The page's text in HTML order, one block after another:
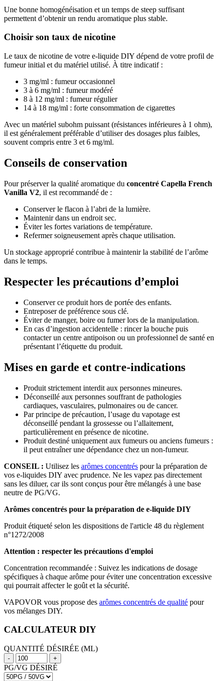
Une bonne homogénéisation et un temps de steep suffisant
permettent d’obtenir un rendu aromatique plus stable.
Choisir son taux de nicotine
Le taux de nicotine de votre e-liquide DIY dépend de votre profil de
fumeur initial et du matériel utilisé. À titre indicatif :
3 mg/ml : fumeur occasionnel
3 à 6 mg/ml : fumeur modéré
8 à 12 mg/ml : fumeur régulier
14 à 18 mg/ml : forte consommation de cigarettes
Avec un matériel subohm puissant (résistances inférieures à 1 ohm),
il est généralement préférable d’utiliser des dosages plus faibles,
souvent compris entre 3 et 6 mg/ml.
Conseils de conservation
Pour préserver la qualité aromatique du concentré Capella French
Vanilla V2, il est recommandé de :
Conserver le flacon à l’abri de la lumière.
Maintenir dans un endroit sec.
Éviter les fortes variations de température.
Refermer soigneusement après chaque utilisation.
Un stockage approprié contribue à maintenir la stabilité de l’arôme
dans le temps.
Respecter les précautions d’emploi
Conserver ce produit hors de portée des enfants.
Entreposer de préférence sous clé.
Éviter de manger, boire ou fumer lors de la manipulation.
En cas d’ingestion accidentelle : rincer la bouche puis
contacter un centre antipoison ou un professionnel de santé en
présentant l’étiquette du produit.
Mises en garde et contre-indications
Produit strictement interdit aux personnes mineures.
Déconseillé aux personnes souffrant de pathologies
cardiaques, vasculaires, pulmonaires ou de cancer.
Par principe de précaution, l’usage du vapotage est
déconseillé pendant la grossesse ou l’allaitement,
particulièrement en présence de nicotine.
Produit destiné uniquement aux fumeurs ou anciens fumeurs :
il peut entraîner une dépendance chez un non-fumeur.
CONSEIL : Utilisez les arômes concentrés pour la préparation de
vos e-liquides DIY avec prudence. Ne les vapez pas directement
sans les diluer, car ils sont conçus pour être mélangés à une base
neutre de PG/VG.
Arômes concentrés pour la préparation de e-liquide DIY
Produit étiqueté selon les dispositions de l'article 48 du règlement
n°1272/2008
Attention : respecter les précautions d'emploi
Concentration recommandée : Suivez les indications de dosage
spécifiques à chaque arôme pour éviter une concentration excessive
qui pourrait affecter le goût et la sécurité.
VAPOVOR vous propose des arômes concentrés de qualité pour
vos mélanges DIY.
CALCULATEUR DIY
QUANTITÉ DÉSIRÉE (ML)
- +
PG/VG DÉSIRÉ